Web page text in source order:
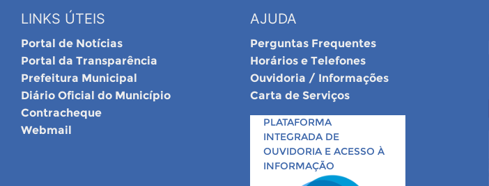
LINKS ÚTEIS
Portal de Notícias
Portal da Transparência
Prefeitura Municipal
Diário Oficial do Município
Contracheque
Webmail
AJUDA
Perguntas Frequentes
Horários e Telefones
Ouvidoria / Informações
Carta de Serviços
PLATAFORMA
INTEGRADA DE
OUVIDORIA E ACESSO À
INFORMAÇÃO